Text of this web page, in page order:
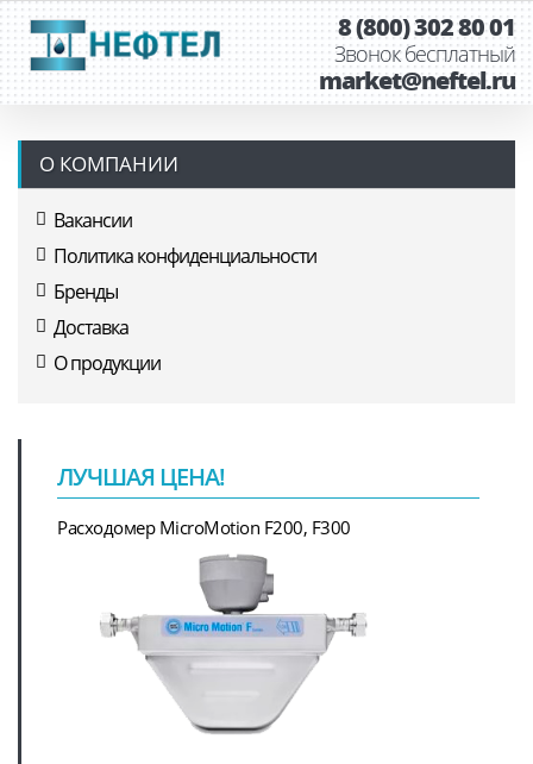
8 (800) 302 80 01
Звонок бесплатный
market@neftel.ru
О КОМПАНИИ
Вакансии
Политика конфиденциальности
Бренды
Доставка
О продукции
ЛУЧШАЯ ЦЕНА!
Расходомер MicroMotion F200, F300